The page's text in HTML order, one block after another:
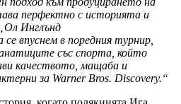
перфектно с историята и
Инглънд
се впуснем в поредния турнир,
със спорта, който
качеството, мащаба и
за Warner Bros. Discovery.“